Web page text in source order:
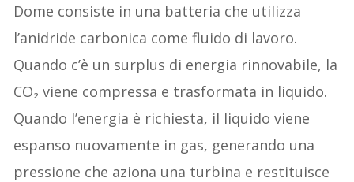
Dome consiste in una batteria che utilizza
l’anidride carbonica come fluido di lavoro.
Quando c’è un surplus di energia rinnovabile, la
CO₂ viene compressa e trasformata in liquido.
Quando l’energia è richiesta, il liquido viene
espanso nuovamente in gas, generando una
pressione che aziona una turbina e restituisce